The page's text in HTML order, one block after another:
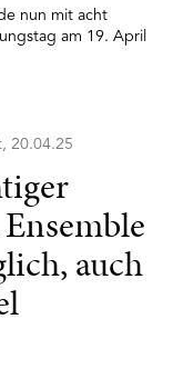
nun mit acht
am 19. April
20.04.25
auch